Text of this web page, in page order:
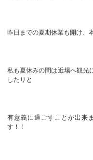
昨日までの夏期休業も開け、
私も夏休みの間は近場へ観光
したりと
有意義に過ごすことが出来
す！！